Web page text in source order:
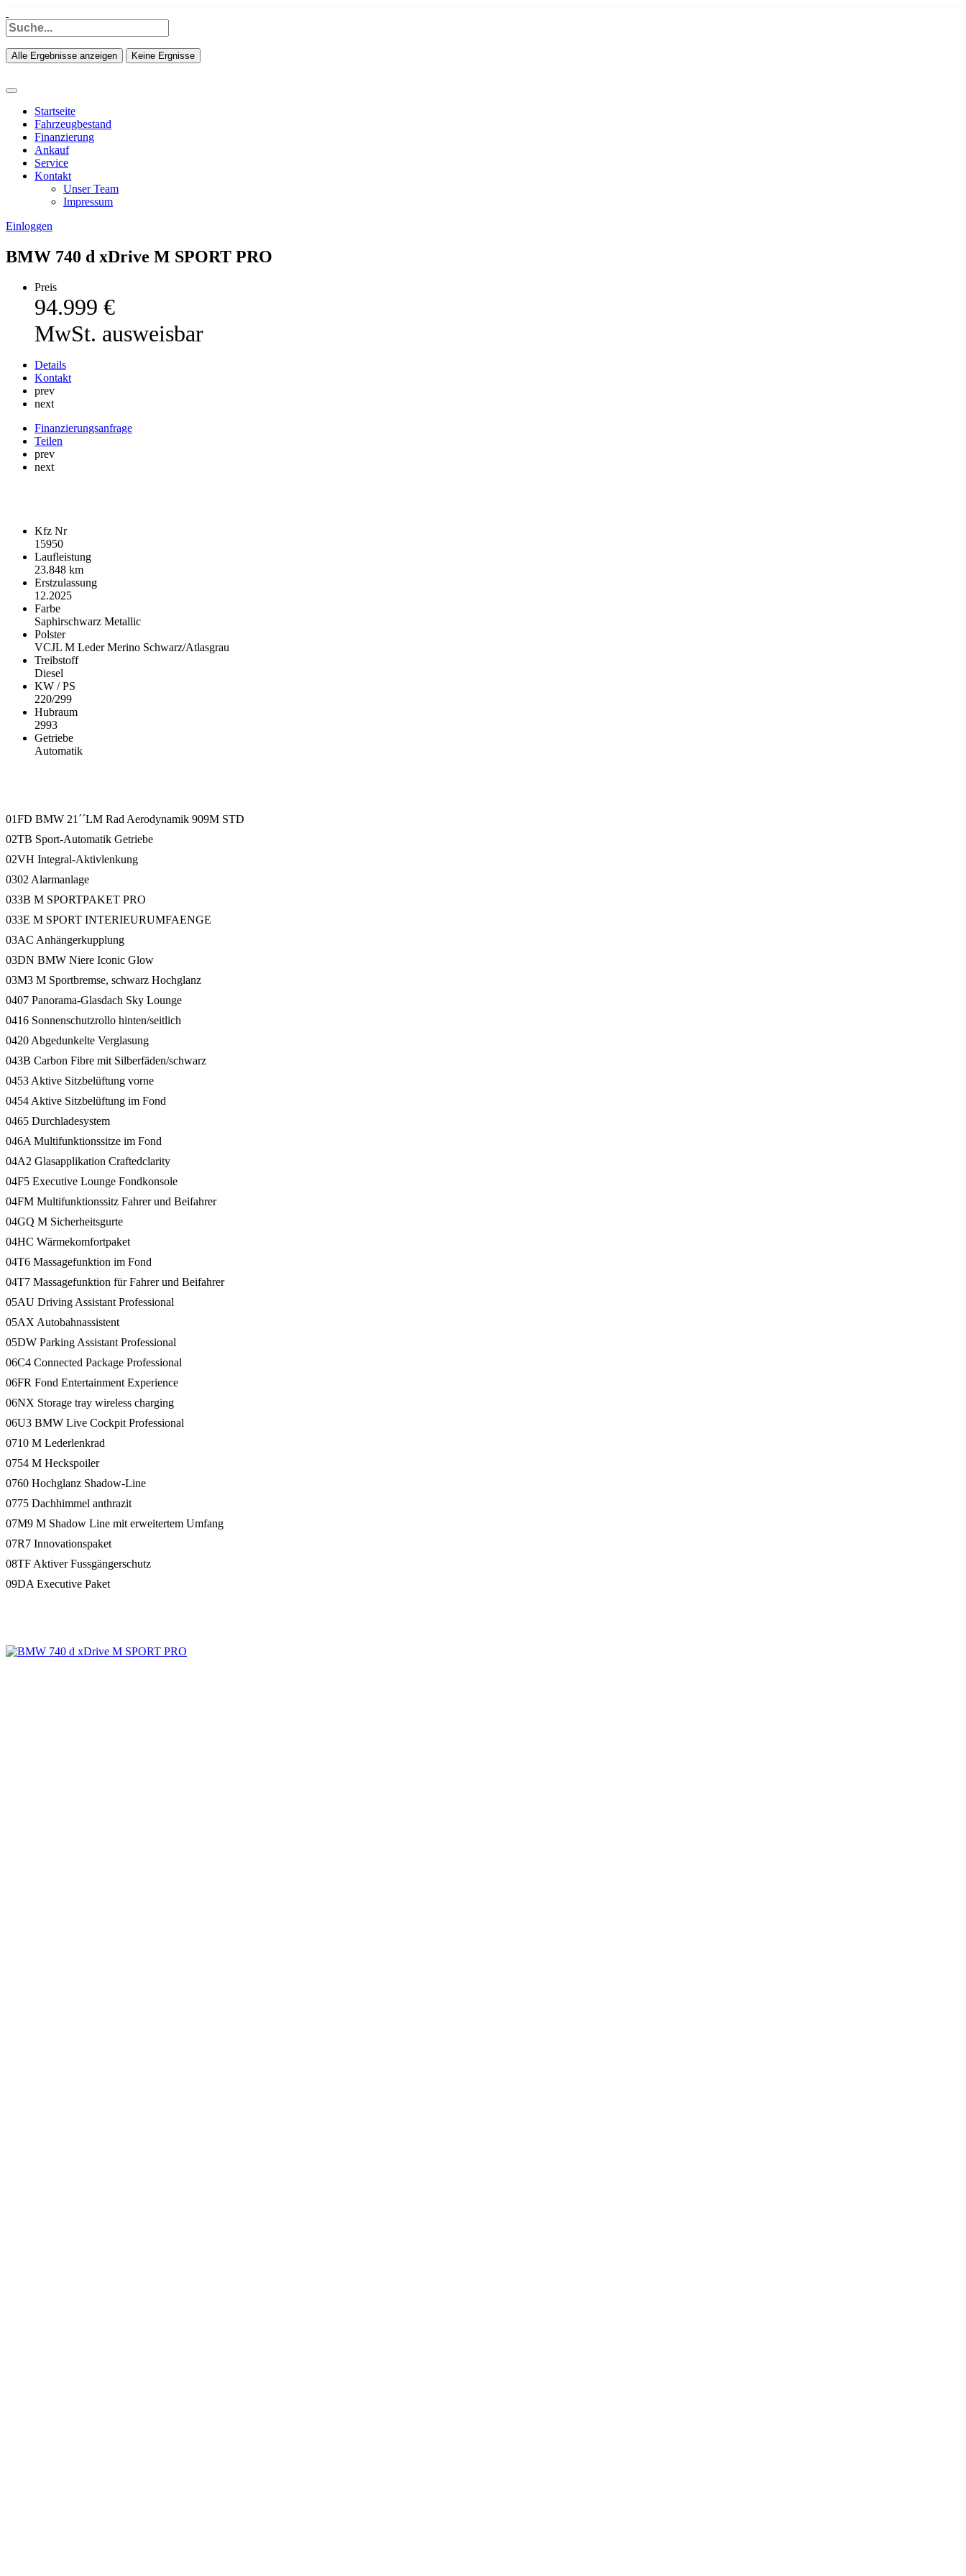
Alle Ergebnisse anzeigen Keine Ergnisse
Startseite
Fahrzeugbestand
Finanzierung
Ankauf
Service
Kontakt
Unser Team
Impressum
Einloggen
BMW 740 d xDrive M SPORT PRO
Preis
94.999 €
MwSt. ausweisbar
Details
Kontakt
prev
next
Finanzierungsanfrage
Teilen
prev
next
Kfz Nr
15950
Laufleistung
23.848 km
Erstzulassung
12.2025
Farbe
Saphirschwarz Metallic
Polster
VCJL M Leder Merino Schwarz/Atlasgrau
Treibstoff
Diesel
KW / PS
220/299
Hubraum
2993
Getriebe
Automatik
01FD BMW 21´´LM Rad Aerodynamik 909M STD
02TB Sport-Automatik Getriebe
02VH Integral-Aktivlenkung
0302 Alarmanlage
033B M SPORTPAKET PRO
033E M SPORT INTERIEURUMFAENGE
03AC Anhängerkupplung
03DN BMW Niere Iconic Glow
03M3 M Sportbremse, schwarz Hochglanz
0407 Panorama-Glasdach Sky Lounge
0416 Sonnenschutzrollo hinten/seitlich
0420 Abgedunkelte Verglasung
043B Carbon Fibre mit Silberfäden/schwarz
0453 Aktive Sitzbelüftung vorne
0454 Aktive Sitzbelüftung im Fond
0465 Durchladesystem
046A Multifunktionssitze im Fond
04A2 Glasapplikation Craftedclarity
04F5 Executive Lounge Fondkonsole
04FM Multifunktionssitz Fahrer und Beifahrer
04GQ M Sicherheitsgurte
04HC Wärmekomfortpaket
04T6 Massagefunktion im Fond
04T7 Massagefunktion für Fahrer und Beifahrer
05AU Driving Assistant Professional
05AX Autobahnassistent
05DW Parking Assistant Professional
06C4 Connected Package Professional
06FR Fond Entertainment Experience
06NX Storage tray wireless charging
06U3 BMW Live Cockpit Professional
0710 M Lederlenkrad
0754 M Heckspoiler
0760 Hochglanz Shadow-Line
0775 Dachhimmel anthrazit
07M9 M Shadow Line mit erweitertem Umfang
07R7 Innovationspaket
08TF Aktiver Fussgängerschutz
09DA Executive Paket